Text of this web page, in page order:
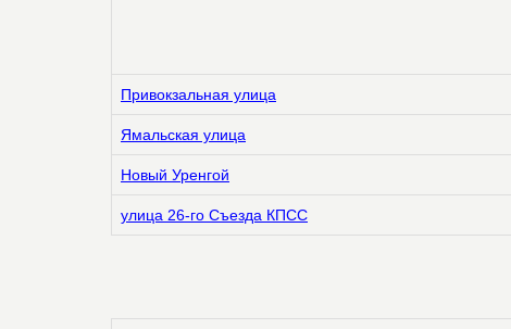
Привокзальная улица
Ямальская улица
Новый Уренгой
улица 26-го Съезда КПСС